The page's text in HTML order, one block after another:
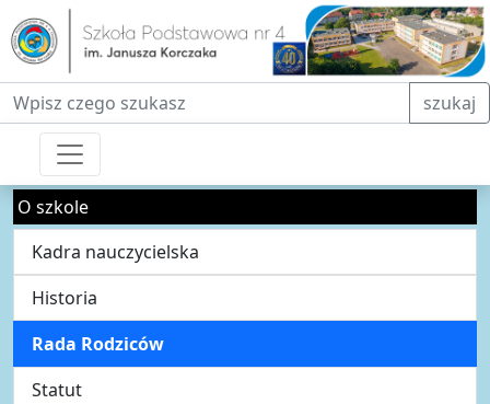
Fraza do wyszukiwania szukaj
O szkole
Kadra nauczycielska
Historia
Rada Rodziców
Statut